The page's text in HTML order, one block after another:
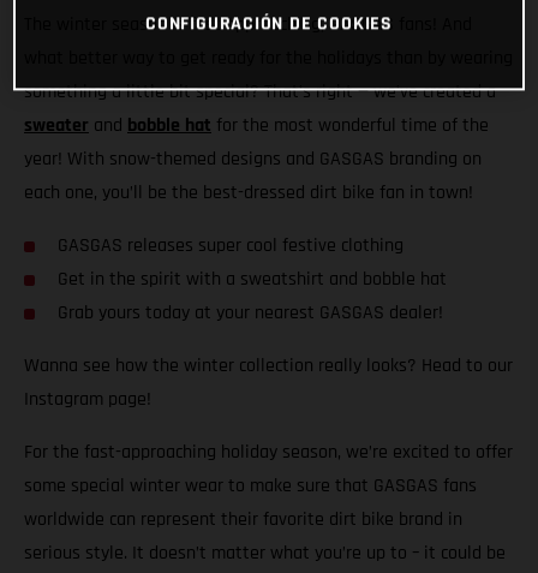
The winter season is fast approaching, GASGAS fans! And
something a little bit special? That’s right — we’ve created a
sweater and bobble hat for the most wonderful time of the
year! With snow-themed designs and GASGAS branding on
each one, you’ll be the best-dressed dirt bike fan in town!
GASGAS releases super cool festive clothing
Get in the spirit with a sweatshirt and bobble hat
Grab yours today at your nearest GASGAS dealer!
Wanna see how the winter collection really looks? Head to our
Instagram page!
For the fast-approaching holiday season, we’re excited to offer
some special winter wear to make sure that GASGAS fans
worldwide can represent their favorite dirt bike brand in
serious style. It doesn’t matter what you’re up to – it could be
CONFIGURACIÓN DE COOKIES